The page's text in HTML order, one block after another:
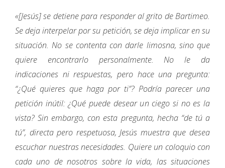
«[Jesús] se detiene para responder al grito de Bartimeo.
Se deja interpelar por su petición, se deja implicar en su
situación. No se contenta con darle limosna, sino que
quiere encontrarlo personalmente. No le da
indicaciones ni respuestas, pero hace una pregunta:
“¿Qué quieres que haga por ti”? Podría parecer una
petición inútil: ¿Qué puede desear un ciego si no es la
vista? Sin embargo, con esta pregunta, hecha “de tú a
tú”, directa pero respetuosa, Jesús muestra que desea
escuchar nuestras necesidades. Quiere un coloquio con
cada uno de nosotros sobre la vida, las situaciones